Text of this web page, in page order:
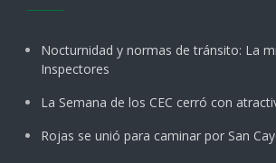
Nocturnidad y normas de tránsito: La
Inspectores
La Semana de los CEC cerró con
Rojas se unió para caminar por San